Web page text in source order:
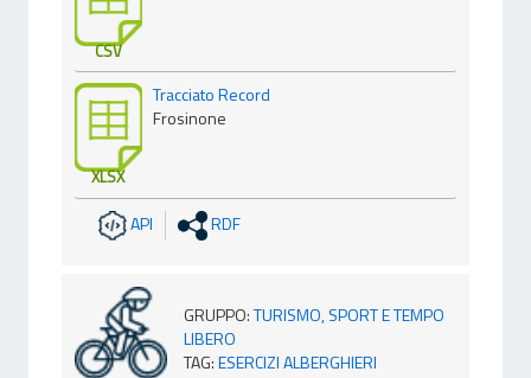
CSV
XLSX
Tracciato Record
Frosinone
API RDF
GRUPPO:TURISMO, SPORT E TEMPO
LIBERO
TAG:ESERCIZI ALBERGHIERI